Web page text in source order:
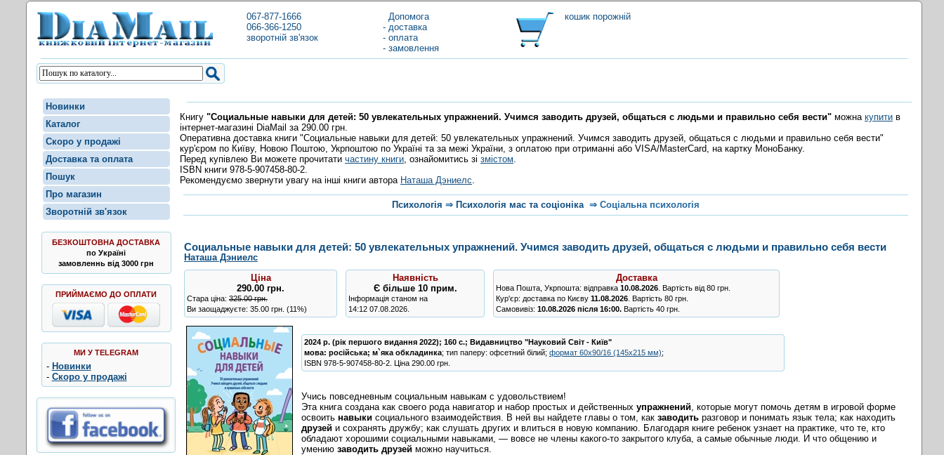
067-877-1666
066-366-1250
зворотній зв'язок
Допомога
- доставка
- оплата
- замовлення
кошик порожній
Новинки
Каталог
Скоро у продажі
Доставка та оплата
Пошук
Про магазин
Зворотній зв'язок
БЕЗКОШТОВНА ДОСТАВКА
по Україні
замовленнь від 3000 грн
ПРИЙМАЄМО ДО ОПЛАТИ
МИ У TELEGRAM
- Новинки
- Скоро у продажі
Книгу "Социальные навыки для детей: 50 увлекательных упражнений. Учимся заводить друзей, общаться с людьми и правильно себя вести" можна купити в
інтернет-магазині DiaMail за 290.00 грн.
Оперативна доставка книги "Социальные навыки для детей: 50 увлекательных упражнений. Учимся заводить друзей, общаться с людьми и правильно себя вести"
кур'єром по Київу, Новою Поштою, Укрпоштою по Україні та за межі України, з оплатою при отриманні або VISA/MasterCard, на картку МоноБанку.
Перед купівлею Ви можете прочитати частину книги , ознайомитись зі змістом
ISBN книги 978-5-907458-80-2.
Рекомендуємо звернути увагу на інші книги автора Наташа Дэниелс
Психологія ⇒ Психологія мас та соціоніка ⇒ Соціальна психологія
Социальные навыки для детей: 50 увлекательных упражнений. Учимся заводить друзей, общаться с людьми и правильно себя вести
Наташа Дэниелс
Ціна
290.00 грн.
Стара ціна: 325.00 грн.
Ви заощаджуєте: 35.00 грн. (11%)
Наявність
Є більше 10 прим.
Інформація станом на
14:12 07.08.2026.
Доставка
Нова Пошта, Укрпошта: відправка 10.08.2026 . Вартість від 80 грн.
Кур'єр: доставка по Києву 11.08.2026 . Вартість 80 грн.
Самовивіз: 10.08.2026 після 16:00. Вартість 40 грн.
2024 р. (рік першого видання 2022); 160 с.; Видавництво "Науковий Світ - Київ"
мова: російська; м`яка обкладинка; тип паперу: офсетний білий; формат 60х90/16 (145х215 мм);
ISBN 978-5-907458-80-2 Ціна 290.00 грн.
Учись повседневным социальным навыкам с удовольствием!
Эта книга создана как своего рода навигатор и набор простых и действенных упражнений, которые могут помочь детям в игровой форме
освоить навыки социального взаимодействия. В ней вы найдете главы о том, как заводить разговор и понимать язык тела; как находить
друзей и сохранять дружбу; как слушать других и влиться в новую компанию. Благодаря книге ребенок узнает на практике, что те, кто
обладают хорошими социальными навыками, — вовсе не члены какого-то закрытого клуба, а самые обычные люди. И что общению и
умению заводить друзей можно научиться.